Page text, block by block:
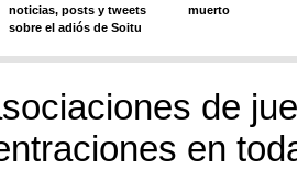
noticias, posts y tweets
sobre el adiós de Soitu
muerto
de
en